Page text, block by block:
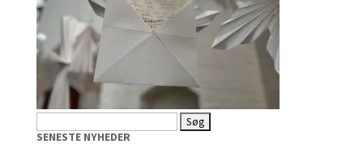
efter:
SENESTE NYHEDER